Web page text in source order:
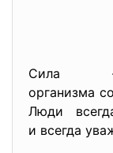
Сила -
организма
Люди
и всегда